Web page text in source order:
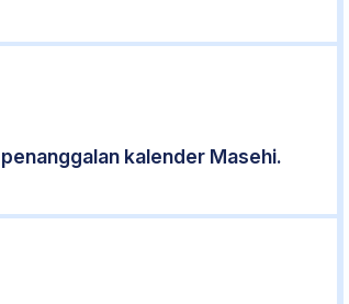
kalender Masehi.